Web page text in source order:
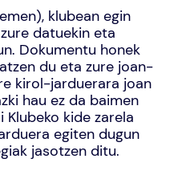
), klubean egin
datuekin eta
Dokumentu honek
du eta zure joan-
kirol-jarduerara joan
hau ez da baimen
Klubeko kide zarela
egiten dugun
jasotzen ditu.